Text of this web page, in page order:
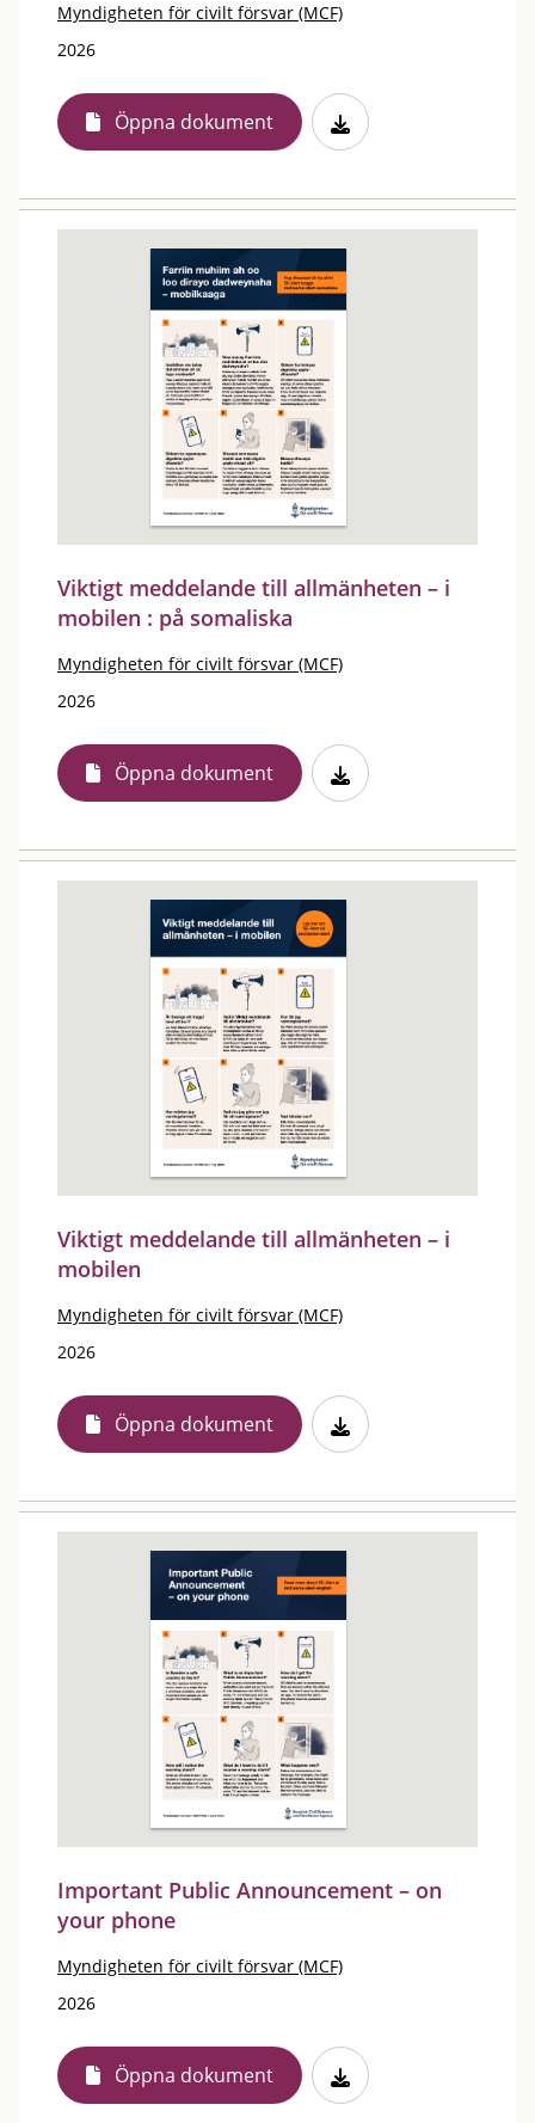
Myndigheten för civilt försvar (MCF)
2026
Öppna dokument
Viktigt meddelande till allmänheten – i
mobilen : på somaliska
Myndigheten för civilt försvar (MCF)
2026
Öppna dokument
Viktigt meddelande till allmänheten – i
mobilen
Myndigheten för civilt försvar (MCF)
2026
Öppna dokument
Important Public Announcement – on
your phone
Myndigheten för civilt försvar (MCF)
2026
Öppna dokument